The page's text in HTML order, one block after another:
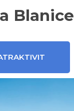
Blanice